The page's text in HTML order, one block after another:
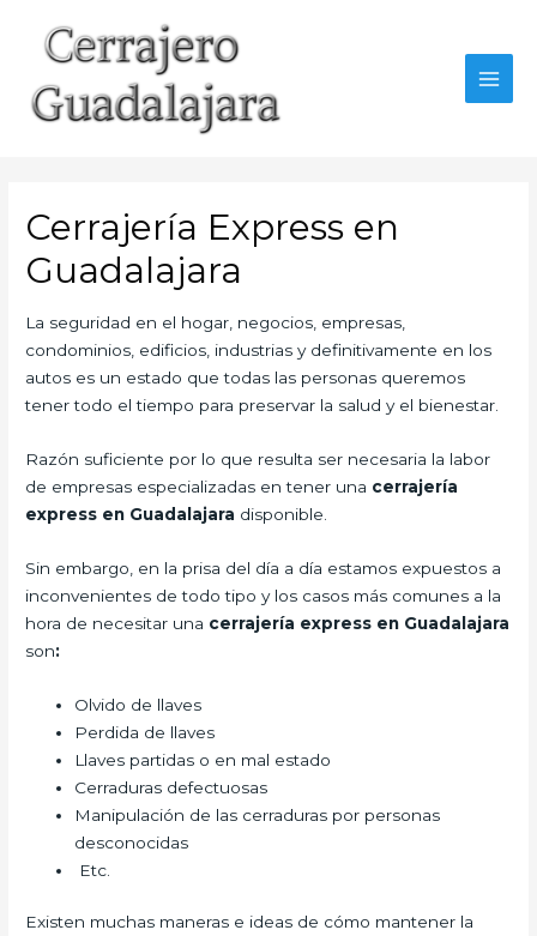
contenido
Cerrajería Express en
Guadalajara
La seguridad en el hogar, negocios, empresas,
condominios, edificios, industrias y definitivamente en los
autos es un estado que todas las personas queremos
tener todo el tiempo para preservar la salud y el bienestar.
Razón suficiente por lo que resulta ser necesaria la labor
de empresas especializadas en tener una cerrajería
express en Guadalajara disponible.
Sin embargo, en la prisa del día a día estamos expuestos a
inconvenientes de todo tipo y los casos más comunes a la
hora de necesitar una cerrajería express en Guadalajara
son:
Olvido de llaves
Perdida de llaves
Llaves partidas o en mal estado
Cerraduras defectuosas
Manipulación de las cerraduras por personas
desconocidas
Etc.
Existen muchas maneras e ideas de cómo mantener la